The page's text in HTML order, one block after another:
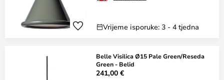
Vrijeme isporuke: 3 - 4 tjedna
Belle Visilica Ø15 Pale Green/Reseda
Green - Belid
241,00 €